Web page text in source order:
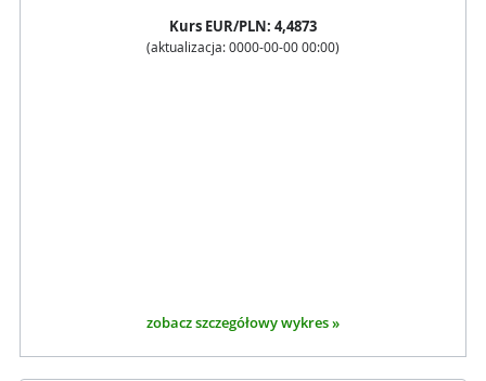
Kurs EUR/PLN: 4,4873
(aktualizacja: 0000-00-00 00:00)
zobacz szczegółowy wykres »